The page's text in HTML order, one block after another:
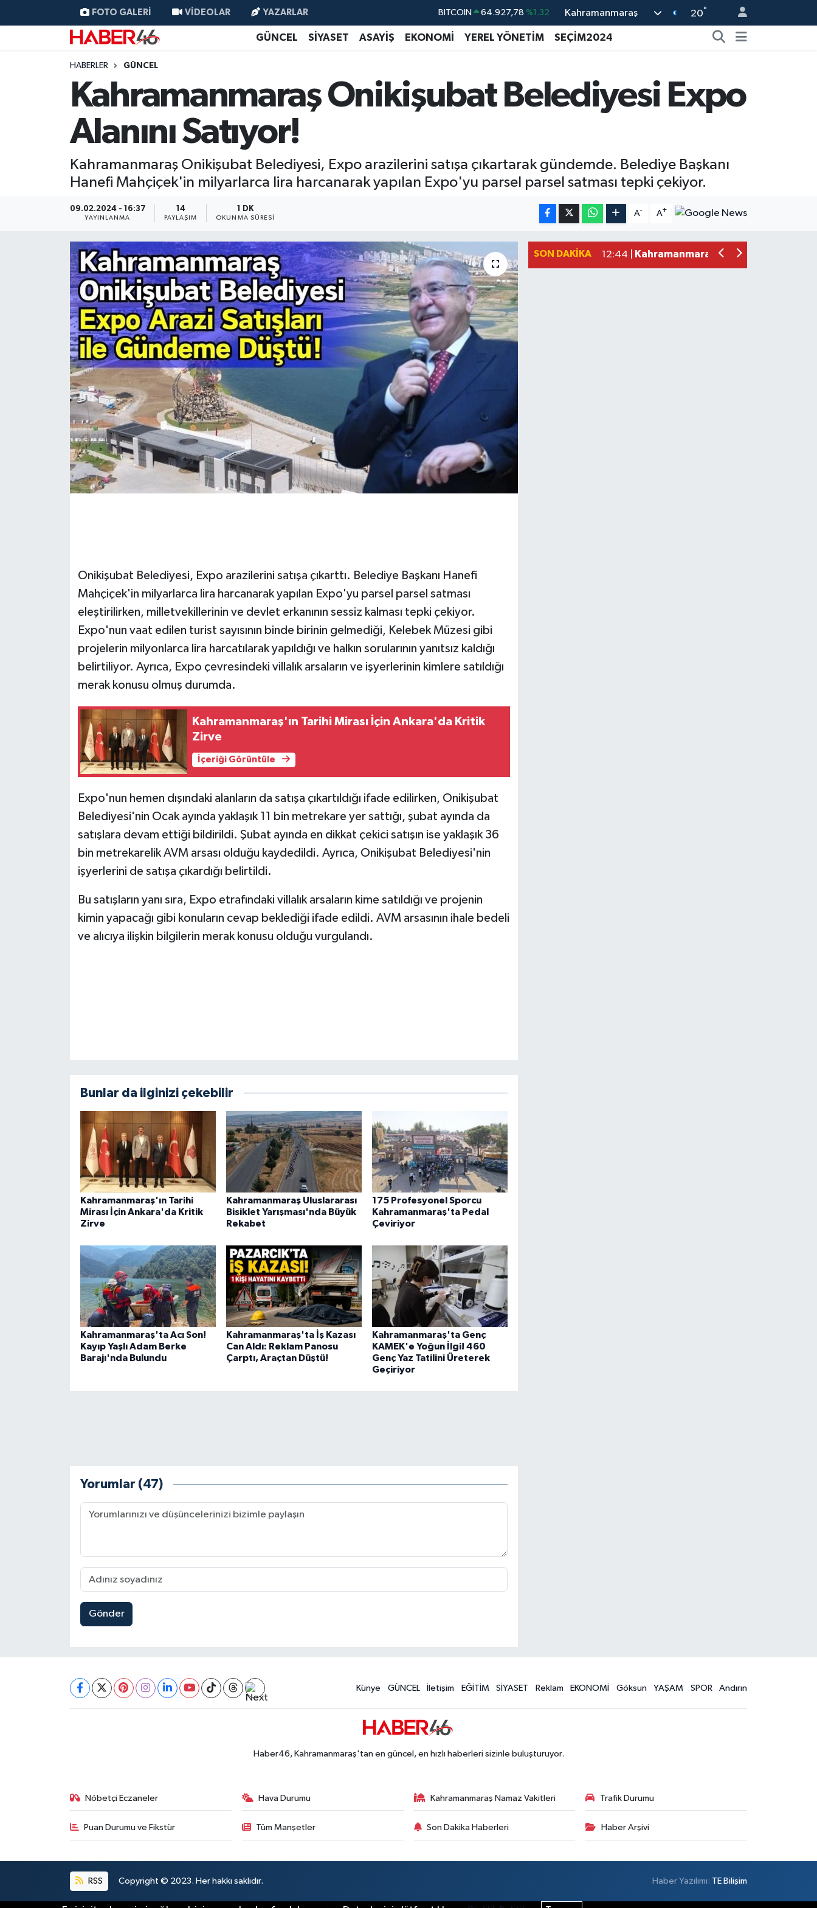
FOTO GALERI VIDEOLAR YAZARLAR
BITCOIN 64.927,78 %1.32
DOLAR 47,5894 %0.08
GRAM ALTIN 6527.85 %0.54
Kahramanmaraş 20°
GÜNCEL SİYASET ASAYİŞ EKONOMİ YEREL YÖNETİM SEÇİM2024
HABERLER GÜNCEL
Kahramanmaraş Onikişubat Belediyesi Expo
Alanını Satıyor!
Kahramanmaraş Onikişubat Belediyesi, Expo arazilerini satışa çıkartarak gündemde. Belediye Başkanı
Hanefi Mahçiçek'in milyarlarca lira harcanarak yapılan Expo'yu parsel parsel satması tepki çekiyor.
09.02.2024 - 16:37
YAYINLANMA
14
PAYLAŞIM
1 DK
OKUNMA SÜRESI
A- A+
Onikişubat Belediyesi, Expo arazilerini satışa çıkarttı. Belediye Başkanı Hanefi
Mahçiçek'in milyarlarca lira harcanarak yapılan Expo'yu parsel parsel satması
eleştirilirken, milletvekillerinin ve devlet erkanının sessiz kalması tepki çekiyor.
Expo'nun vaat edilen turist sayısının binde birinin gelmediği, Kelebek Müzesi gibi
projelerin milyonlarca lira harcatılarak yapıldığı ve halkın sorularının yanıtsız kaldığı
belirtiliyor. Ayrıca, Expo çevresindeki villalık arsaların ve işyerlerinin kimlere satıldığı
merak konusu olmuş durumda.
Kahramanmaraş'ın Tarihi Mirası İçin Ankara'da Kritik
Zirve
İçeriği Görüntüle
Expo'nun hemen dışındaki alanların da satışa çıkartıldığı ifade edilirken, Onikişubat
Belediyesi'nin Ocak ayında yaklaşık 11 bin metrekare yer sattığı, şubat ayında da
satışlara devam ettiği bildirildi. Şubat ayında en dikkat çekici satışın ise yaklaşık 36
bin metrekarelik AVM arsası olduğu kaydedildi. Ayrıca, Onikişubat Belediyesi'nin
işyerlerini de satışa çıkardığı belirtildi.
Bu satışların yanı sıra, Expo etrafındaki villalık arsaların kime satıldığı ve projenin
kimin yapacağı gibi konuların cevap beklediği ifade edildi. AVM arsasının ihale bedeli
ve alıcıya ilişkin bilgilerin merak konusu olduğu vurgulandı.
Bunlar da ilginizi çekebilir
Kahramanmaraş'ın Tarihi
Mirası İçin Ankara'da Kritik
Zirve
Kahramanmaraş Uluslararası
Bisiklet Yarışması'nda Büyük
Rekabet
175 Profesyonel Sporcu
Kahramanmaraş'ta Pedal
Çeviriyor
Kahramanmaraş'ta Acı Son!
Kayıp Yaşlı Adam Berke
Barajı'nda Bulundu
Kahramanmaraş'ta İş Kazası
Can Aldı: Reklam Panosu
Çarptı, Araçtan Düştü!
Kahramanmaraş'ta Genç
KAMEK'e Yoğun İlgi! 460
Genç Yaz Tatilini Üreterek
Geçiriyor
Yorumlar (47)
Gönder
SON DAKIKA
22:09 |Kahramanmaraş'ın Tarihi Mirası
21:56 |
Kahramanmaraş'ta Gazneliler
21:05 |
Kahramanmaraş'ta Acı Son! Kayıp
12:44 |
Kahramanmaraş'ta Alternatif Rock
12:28 |Narkotikten Peş Peşe Operasyon!
Künye GÜNCEL İletişim EĞİTİM SİYASET Reklam EKONOMİ Göksun YAŞAM SPOR Andırın
Haber46, Kahramanmaraş'tan en güncel, en hızlı haberleri sizinle buluşturuyor.
Nöbetçi Eczaneler Hava Durumu Kahramanmaraş Namaz Vakitleri Trafik Durumu
Puan Durumu ve Fikstür Tüm Manşetler Son Dakika Haberleri Haber Arşivi
RSS Copyright © 2023. Her hakkı saklıdır. Haber Yazılımı: TE Bilişim
GÜNCEL
EKONOMİ
EĞİTİM
İLÇE HABERLERİ
KÜLTÜR-SANAT
ROPORTAJ
MAGAZİN
KADIN-AİLE
SEÇİM 2011
BİLİMNET
SEÇİM 2014
KİM KİMDİR
HEDEF2020
SEÇİM 2015
BİLİM VE TEKNOLOJİ
YARIŞMALAR
HABERDE İNSAN
Nöbetçi Eczaneler
Kahramanmaraş Namaz Vakitleri
Trafik Durumu
Süper Lig Puan Durumu ve Fikstür
Haber Arşivi